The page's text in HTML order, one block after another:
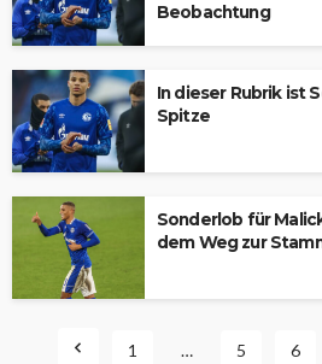
Beobachtung
In dieser Rubrik ist
Spitze
Sonderlob für
dem Weg zur
1 … 5 6